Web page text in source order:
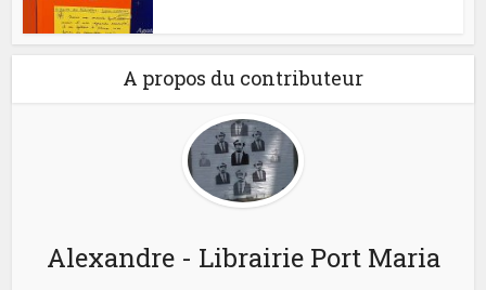
A propos du contributeur
Alexandre - Librairie Port Maria